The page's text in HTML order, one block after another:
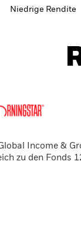
Niedrige Rendite
Income &
zu den Fonds